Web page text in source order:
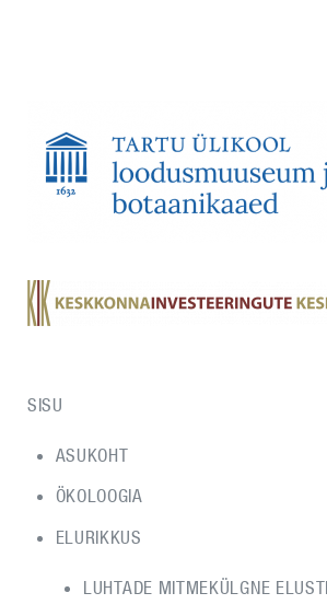
SISU
ASUKOHT
ÖKOLOOGIA
ELURIKKUS
LUHTADE MITMEKÜLGNE